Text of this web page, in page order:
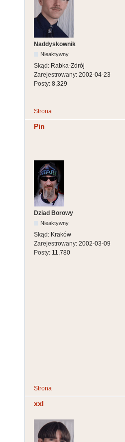
Naddyskownik
Nieaktywny
Skąd: Rabka-Zdrój
Zarejestrowany: 2002-04-23
Posty: 8,329
Strona
Pin
Dziad Borowy
Nieaktywny
Skąd: Kraków
Zarejestrowany: 2002-03-09
Posty: 11,780
Strona
xxl